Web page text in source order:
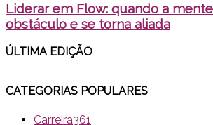
Liderar em Flow: quando a
obstáculo e se torna aliada
ÚLTIMA EDIÇÃO
CATEGORIAS POPULARES
Carreira361